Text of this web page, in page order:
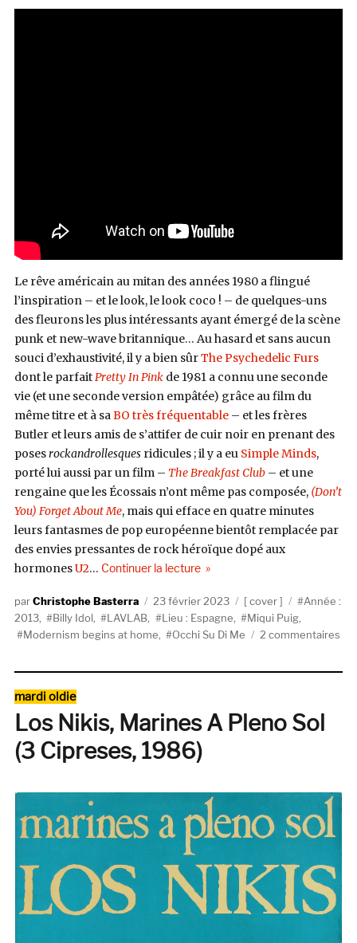
Le rêve américain au mitan des années 1980 a flingué
l’inspiration – et le look, le look coco ! – de quelques-uns
des fleurons les plus intéressants ayant émergé de la scène
punk et new-wave britannique… Au hasard et sans aucun
souci d’exhaustivité, il y a bien sûrThe Psychedelic Furs
dont le parfait Pretty In Pink de 1981 a connu une seconde
vie (et une seconde version empâtée) grâce au film du
même titre et à sa BO très fréquentable – et les frères
Butler et leurs amis de s’attifer de cuir noir en prenant des
poses rockandrollesquesridicules ; il y a eu Simple Minds,
porté lui aussi par un film – The Breakfast Club – et une
rengaine que les Écossais n’ont même pas composée, (Don’t
You) Forget About Me, mais qui efface en quatre minutes
leurs fantasmes de pop européenne bientôt remplacée par
des envies pressantes de rock héroïque dopé aux
hormonesU2… Continuer la lecturede « LAVLAB Vs Miqui Puig
AuteurChristophe Basterra
Publié
le
23 février 2023 Catégories
cover Étiquettes
Année :
2013, Billy Idol LAVLAB Lieu : Espagne Miqui Puig,
Modernism begins at home
Occhi Su Di Me 2 commentaires
de
Catégories
mardi oldie
Los Nikis, Marines A Pleno Sol
(3 Cipreses, 1986)